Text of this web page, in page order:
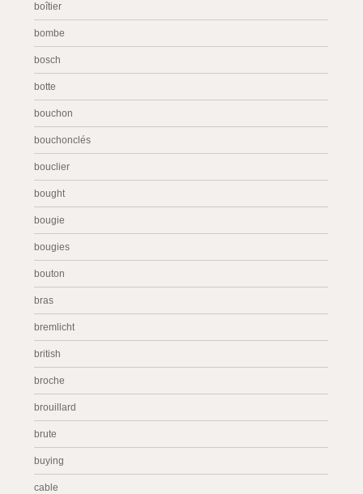
boîtier
bombe
bosch
botte
bouchon
bouchonclés
bouclier
bought
bougie
bougies
bouton
bras
bremlicht
british
broche
brouillard
brute
buying
cable